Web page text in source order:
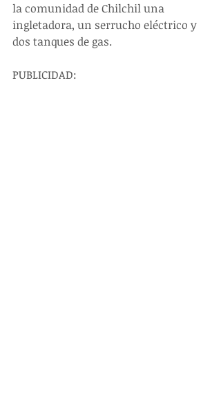
la comunidad de Chilchil una
ingletadora, un serrucho eléctrico y
dos tanques de gas.
PUBLICIDAD: